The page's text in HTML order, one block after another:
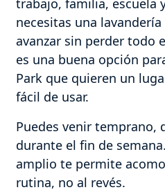
trabajo, familia, escuela
necesitas una
avanzar sin perder todo
es una buena opción
Park que quieren un
fácil de usar.
Puedes venir temprano,
durante el fin de
amplio te permite
rutina, no al revés.